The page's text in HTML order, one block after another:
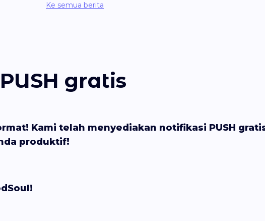
Ke semua berita
gratis
Kami telah menyediakan notifikasi PUSH
produktif!